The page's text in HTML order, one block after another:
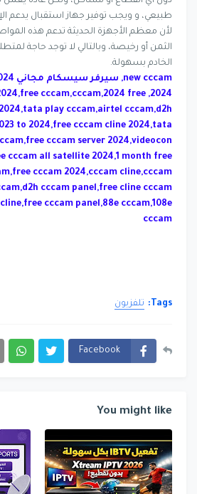
طبيعي، و ويجب توفير جهاز استقبال يدعم
لأن معظم الأجهزة الحديثة تدعم هذه
الثمن أو رخيصة، وبالتالي لا توجد حاجة
الخادم بسهولة.
2024,free cccam,cccam,2024 free
play cccam,airtel cccam,d2h
to 2024,free cccam cline 2024,tata
cccam server 2024,videocon
cccam all satellite 2024,1 month free
cccam 2024,cccam cline,cccam
cccam panel,free cline cccam
cccam panel,88e cccam,108e
cccam
Tags: تلفزيون
Facebook
You might like